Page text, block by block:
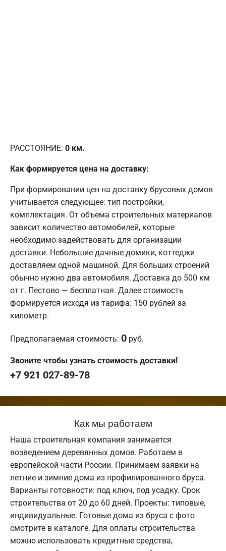
РАССТОЯНИЕ: 0 км.
Как формируется цена на доставку:
При формировании цен на доставку брусовых домов
учитывается следующее: тип постройки,
комплектация. От объема строительных материалов
зависит количество автомобилей, которые
необходимо задействовать для организации
доставки. Небольшие дачные домики, коттеджи
доставляем одной машиной. Для больших строений
обычно нужно два автомобиля. Доставка до 500 км
от г. Пестово — бесплатная. Далее стоимость
формируется исходя из тарифа: 150 рублей за
километр.
Предполагаемая стоимость: 0 руб.
Звоните чтобы узнать стоимость доставки!
+7 921 027-89-78
Как мы работаем
Наша строительная компания занимается
возведением деревянных домов. Работаем в
европейской части России. Принимаем заявки на
летние и зимние дома из профилированного бруса.
Варианты готовности: под ключ, под усадку. Срок
строительства от 20 до 60 дней. Проекты: типовые,
индивидуальные. Готовые дома из бруса с фото
смотрите в каталоге. Для оплаты строительства
можно использовать кредитные средства,